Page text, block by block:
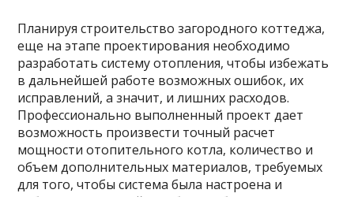
Планируя строительство загородного коттеджа,
еще на этапе проектирования необходимо
разработать систему отопления, чтобы избежать
в дальнейшей работе возможных ошибок, их
исправлений, а значит, и лишних расходов.
Профессионально выполненный проект дает
возможность произвести точный расчет
мощности отопительного котла, количество и
объем дополнительных материалов, требуемых
для того, чтобы система была настроена и